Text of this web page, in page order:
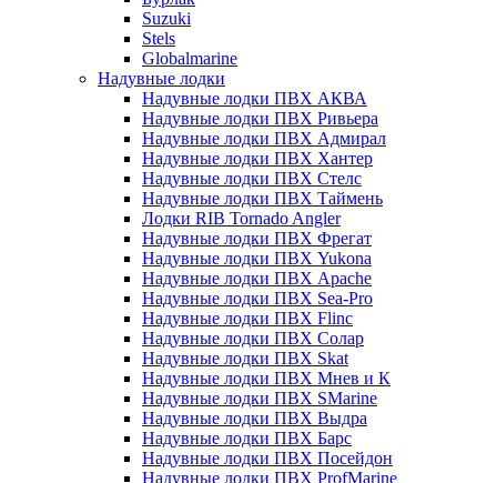
Suzuki
Stels
Globalmarine
Надувные лодки
Надувные лодки ПВХ АКВА
Надувные лодки ПВХ Ривьера
Надувные лодки ПВХ Адмирал
Надувные лодки ПВХ Хантер
Надувные лодки ПВХ Стелс
Надувные лодки ПВХ Таймень
Лодки RIB Tornado Angler
Надувные лодки ПВХ Фрегат
Надувные лодки ПВХ Yukona
Надувные лодки ПВХ Apache
Надувные лодки ПВХ Sea-Pro
Надувные лодки ПВХ Flinc
Надувные лодки ПВХ Солар
Надувные лодки ПВХ Skat
Надувные лодки ПВХ Мнев и К
Надувные лодки ПВХ SMarine
Надувные лодки ПВХ Выдра
Надувные лодки ПВХ Барс
Надувные лодки ПВХ Посейдон
Надувные лодки ПВХ ProfMarine